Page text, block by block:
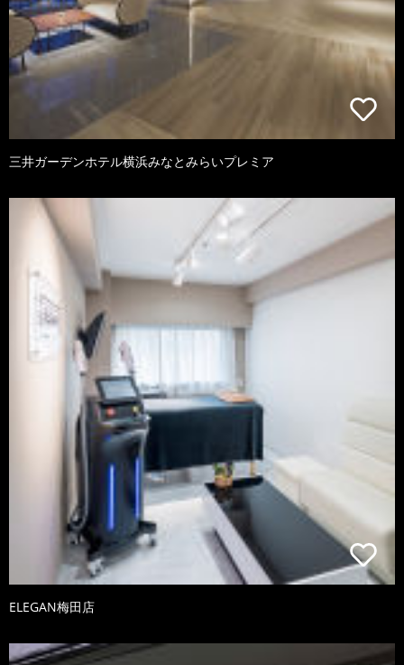
三井ガーデンホテル横浜みなとみらいプレミア
ELEGAN梅田店